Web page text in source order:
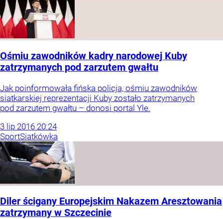
Ośmiu zawodników kadry narodowej Kuby
zatrzymanych pod zarzutem gwałtu
Jak poinformowała fińska policja, ośmiu zawodników
siatkarskiej reprezentacji Kuby zostało zatrzymanych
pod zarzutem gwałtu – donosi portal Yle.
3 lip 2016 20:24
SportSiatkówka
Diler ścigany Europejskim Nakazem Aresztowania
zatrzymany w Szczecinie